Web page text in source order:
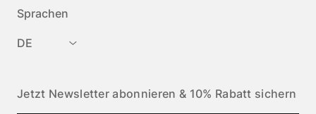
Sprachen
DE
Jetzt Newsletter abonnieren & 10% Rabatt sichern